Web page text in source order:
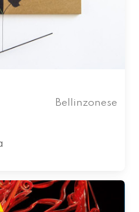
Bellinzonese